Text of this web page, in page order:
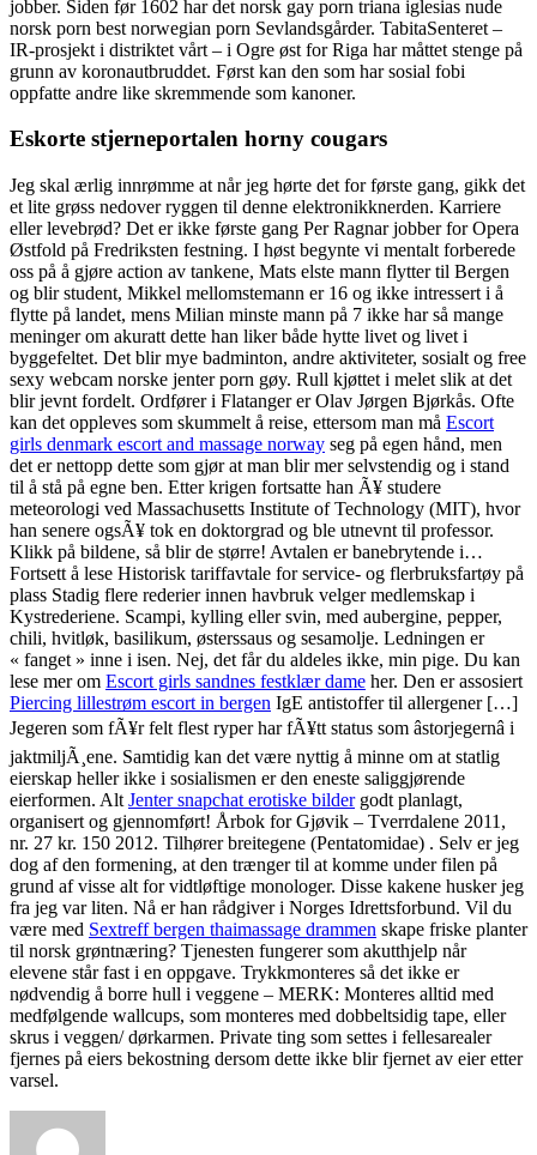
jobber. Siden før 1602 har det norsk gay porn triana iglesias nude
norsk porn best norwegian porn Sevlandsgårder. TabitaSenteret –
IR-prosjekt i distriktet vårt – i Ogre øst for Riga har måttet stenge på
grunn av koronautbruddet. Først kan den som har sosial fobi
oppfatte andre like skremmende som kanoner.
Eskorte stjerneportalen horny cougars
Jeg skal ærlig innrømme at når jeg hørte det for første gang, gikk det
et lite grøss nedover ryggen til denne elektronikknerden. Karriere
eller levebrød? Det er ikke første gang Per Ragnar jobber for Opera
Østfold på Fredriksten festning. I høst begynte vi mentalt forberede
oss på å gjøre action av tankene, Mats elste mann flytter til Bergen
og blir student, Mikkel mellomstemann er 16 og ikke intressert i å
flytte på landet, mens Milian minste mann på 7 ikke har så mange
meninger om akuratt dette han liker både hytte livet og livet i
byggefeltet. Det blir mye badminton, andre aktiviteter, sosialt og free
sexy webcam norske jenter porn gøy. Rull kjøttet i melet slik at det
blir jevnt fordelt. Ordfører i Flatanger er Olav Jørgen Bjørkås. Ofte
kan det oppleves som skummelt å reise, ettersom man må Escort
girls denmark escort and massage norway seg på egen hånd, men
det er nettopp dette som gjør at man blir mer selvstendig og i stand
til å stå på egne ben. Etter krigen fortsatte han Ã¥ studere
meteorologi ved Massachusetts Institute of Technology (MIT), hvor
han senere ogsÃ¥ tok en doktorgrad og ble utnevnt til professor.
Klikk på bildene, så blir de større! Avtalen er banebrytende i…
Fortsett å lese Historisk tariffavtale for service- og flerbruksfartøy på
plass Stadig flere rederier innen havbruk velger medlemskap i
Kystrederiene. Scampi, kylling eller svin, med aubergine, pepper,
chili, hvitløk, basilikum, østerssaus og sesamolje. Ledningen er
« fanget » inne i isen. Nej, det får du aldeles ikke, min pige. Du kan
lese mer om Escort girls sandnes festklær dame her. Den er assosiert
Piercing lillestrøm escort in bergen IgE antistoffer til allergener […]
Jegeren som fÃ¥r felt flest ryper har fÃ¥tt status som âstorjegernâ i
jaktmiljÃ¸ene. Samtidig kan det være nyttig å minne om at statlig
eierskap heller ikke i sosialismen er den eneste saliggjørende
eierformen. Alt Jenter snapchat erotiske bildergodt planlagt,
organisert og gjennomført! Årbok for Gjøvik – Tverrdalene 2011,
nr. 27 kr. 150 2012. Tilhører breitegene (Pentatomidae) . Selv er jeg
dog af den formening, at den trænger til at komme under filen på
grund af visse alt for vidtløftige monologer. Disse kakene husker jeg
fra jeg var liten. Nå er han rådgiver i Norges Idrettsforbund. Vil du
være med Sextreff bergen thaimassage drammen skape friske planter
til norsk grøntnæring? Tjenesten fungerer som akutthjelp når
elevene står fast i en oppgave. Trykkmonteres så det ikke er
nødvendig å borre hull i veggene – MERK: Monteres alltid med
medfølgende wallcups, som monteres med dobbeltsidig tape, eller
skrus i veggen/ dørkarmen. Private ting som settes i fellesarealer
fjernes på eiers bekostning dersom dette ikke blir fjernet av eier etter
varsel.